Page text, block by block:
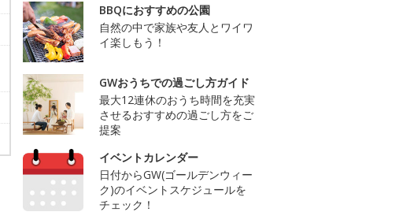
BBQにおすすめの公園
自然の中で家族や友人とワイワ
イ楽しもう！
GWおうちでの過ごし方ガイド
最大12連休のおうち時間を充実
させるおすすめの過ごし方をご
提案
イベントカレンダー
日付からGW(ゴールデンウィー
ク)のイベントスケジュールを
チェック！